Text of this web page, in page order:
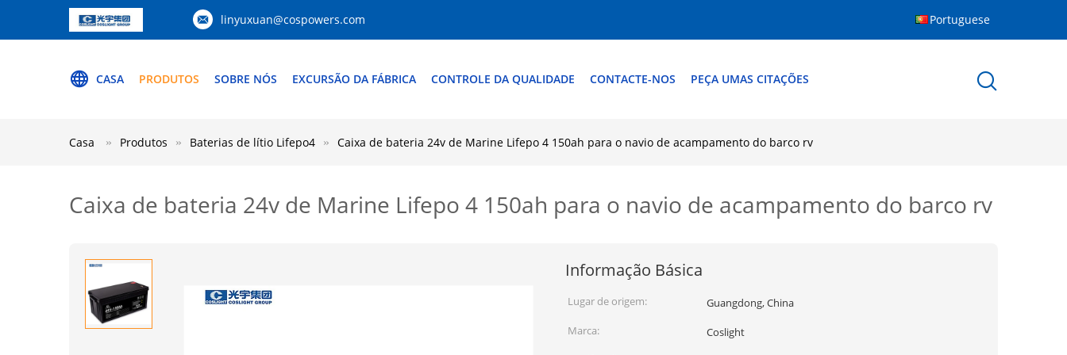
linyuxuan@cospowers.com Portuguese
CASA PRODUTOS SOBRE NÓS EXCURSÃO DA FÁBRICA CONTROLE DA QUALIDADE CONTACTE-NOS PEÇA UMAS CITAÇÕES
Casa Produtos Baterias de lítio Lifepo4 Caixa de bateria 24v de Marine Lifepo 4 150ah para o navio de acampamento do barco rv
Caixa de bateria 24v de Marine Lifepo 4 150ah para o navio de acampamento do barco rv
Informação Básica
Lugar de origem:
Guangdong, China
Marca:
Coslight